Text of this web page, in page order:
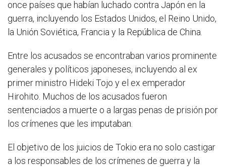
once países que habían luchado contra Japón en la
guerra, incluyendo los Estados Unidos, el Reino Unido,
la Unión Soviética, Francia y la República de China.
Entre los acusados se encontraban varios prominente
generales y políticos japoneses, incluyendo al ex
primer ministro Hideki Tojo y el ex emperador
Hirohito. Muchos de los acusados fueron
sentenciados a muerte o a largas penas de prisión por
los crímenes que les imputaban.
El objetivo de los juicios de Tokio era no solo castigar
a los responsables de los crímenes de guerra y la